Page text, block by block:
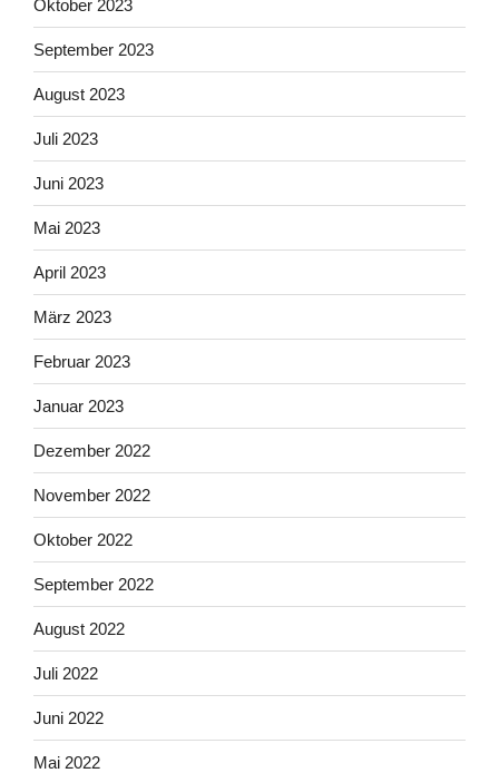
Oktober 2023
September 2023
August 2023
Juli 2023
Juni 2023
Mai 2023
April 2023
März 2023
Februar 2023
Januar 2023
Dezember 2022
November 2022
Oktober 2022
September 2022
August 2022
Juli 2022
Juni 2022
Mai 2022